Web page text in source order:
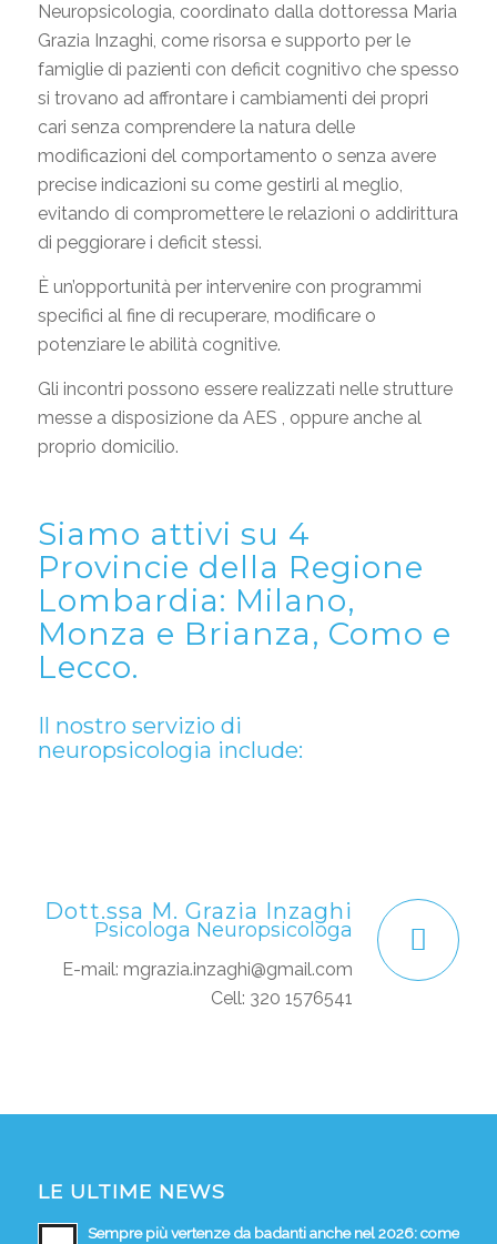
Neuropsicologia, coordinato dalla dottoressa Maria
Grazia Inzaghi, come risorsa e supporto per le
famiglie di pazienti con deficit cognitivo che spesso
si trovano ad affrontare i cambiamenti dei propri
cari senza comprendere la natura delle
modificazioni del comportamento o senza avere
precise indicazioni su come gestirli al meglio,
evitando di compromettere le relazioni o addirittura
di peggiorare i deficit stessi.
È un’opportunità per intervenire con programmi
specifici al fine di recuperare, modificare o
potenziare le abilità cognitive.
Gli incontri possono essere realizzati nelle strutture
messe a disposizione da AES , oppure anche al
proprio domicilio.
Siamo attivi su 4
Provincie della Regione
Lombardia: Milano,
Monza e Brianza, Como e
Lecco.
Il nostro servizio di
neuropsicologia include:
Dott.ssa M. Grazia Inzaghi
Psicologa Neuropsicologa
E-mail: mgrazia.inzaghi@gmail.com
Cell: 320 1576541
LE ULTIME NEWS
Sempre più vertenze da badanti anche nel 2026: come